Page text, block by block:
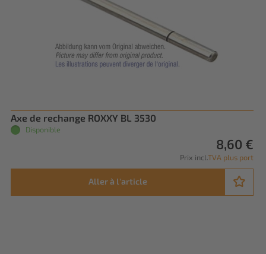
Axe de rechange ROXXY BL 3530
Disponible
8,60 €
Prix incl. TVA plus port
Aller à l'article